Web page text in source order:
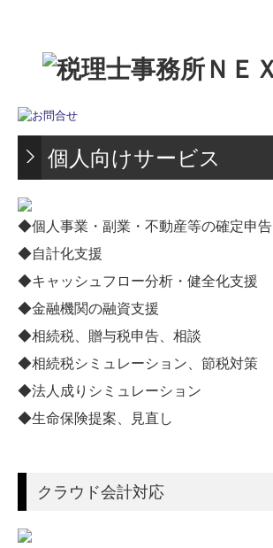
ホーム
事務所紹介
業務内容
法人設立・創業支援
法人向けサービス
個人向けサービス
個人情報保護方針
個人向けサービス
◆個人事業・副業・不動産等の確定申告
◆自計化支援
◆キャッシュフロー分析・健全化支援
◆金融機関の融資支援
◆相続税、贈与税申告、相談
◆相続税シミュレーション、節税対策
◆法人成りシミュレーション
◆生命保険提案、見直し
クラウド会計対応